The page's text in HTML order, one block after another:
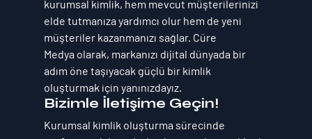
kurumsal kimlik, hem mevcut müşterilerinizi
elde tutmanıza yardımcı olur hem de yeni
müşteriler kazanmanızı sağlar. Cüre
Medya olarak, markanızı dijital dünyada bir
adım öne taşıyacak güçlü bir kimlik
oluşturmak için yanınızdayız.
Bizimle İletişime Geçin!
Kurumsal kimlik oluşturma sürecinde